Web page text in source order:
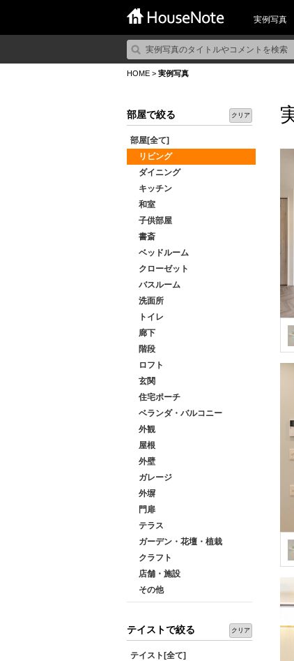
実例写真
HOME > 実例写真
部屋で絞る クリア
部屋[全て]
リビング
ダイニング
キッチン
和室
子供部屋
書斎
ベッドルーム
クローゼット
バスルーム
洗面所
トイレ
廊下
階段
ロフト
玄関
住宅ポーチ
ベランダ・バルコニー
外観
屋根
外壁
ガレージ
外塀
門扉
テラス
ガーデン・花壇・植栽
クラフト
店舗・施設
その他
テイストで絞る クリア
テイスト[全て]